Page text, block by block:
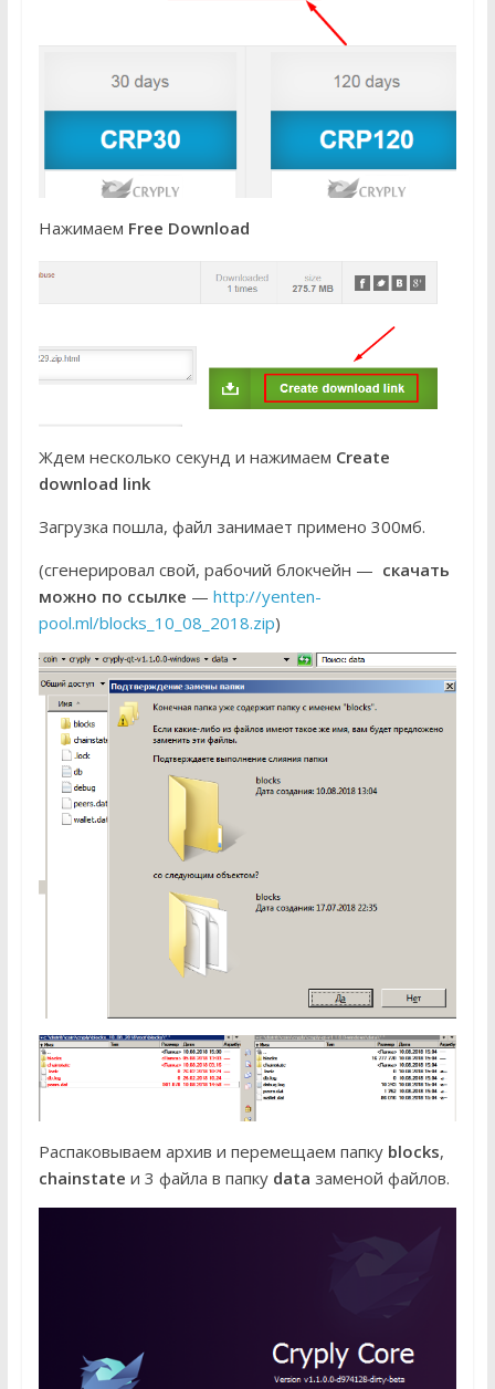
Нажимаем Free Download
Ждем несколько секунд и нажимаем Create
download link
Загрузка пошла, файл занимает примено 300мб.
(сгенерировал свой, рабочий блокчейн — скачать
можно по ссылке — http://yenten-
pool.ml/blocks_10_08_2018.zip)
Распаковываем архив и перемещаем папку blocks,
chainstate и 3 файла в папку data заменой файлов.